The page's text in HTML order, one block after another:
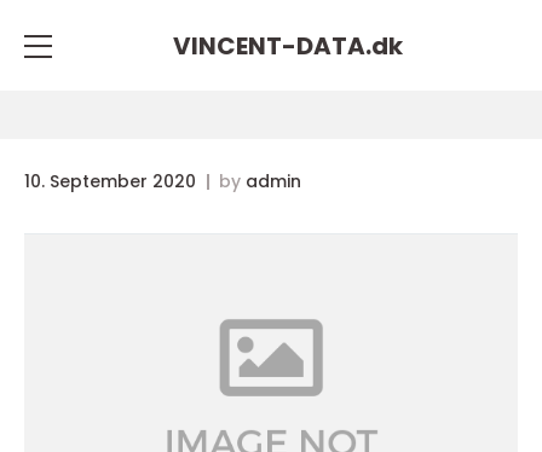
VINCENT-DATA.dk
10. September 2020 by admin